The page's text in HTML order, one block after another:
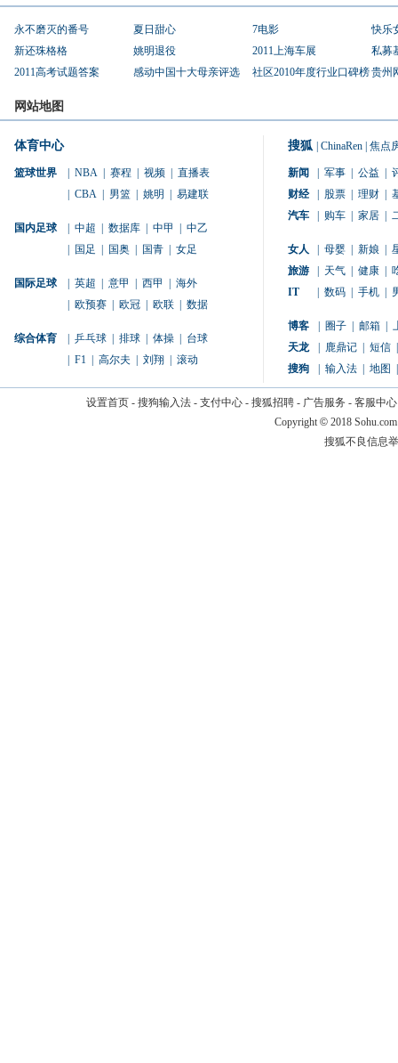
永不磨灭的番号 夏日甜心 7电影
快乐
新还珠格格
姚明退役 2011上海车展
私募
2011高考试题答案
感动中国十大母亲评选 社区2010年度行业口碑榜贵州
网站地图
体育中心
篮球世界 NBA 赛程 视频
直播表
CBA 男篮 姚明 易建联
国内足球 中超 数据库 中甲
中乙
国足 国奥 国青 女足
国际足球 英超 意甲 西甲
海外
欧预赛 欧冠 欧联 数据
综合体育 乒乓球 排球 体操
台球
F1 高尔夫 刘翔 滚动
搜狐 ChinaRen 焦点
新闻 军事 公益
财经
股票 理财
汽车
购车 家居
女人 母婴 新娘
旅游
天气 健康
IT
数码 手机
博客 圈子 邮箱
天龙
鹿鼎记 短信
搜狗
输入法 地图
设置首页- 搜狗输入法- 支付中心- 搜狐招聘- 广告服务 - 客服中心
Copyright © 2018
搜狐不良信息